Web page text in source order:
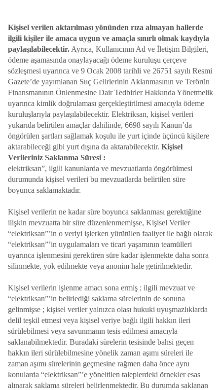
Kişisel verilen aktarılması yönünden rıza almayan hallerde
ilgili kişiler ile amaca uygun ve amaçla sınırlı olmak kaydıyla
paylaşılabilecektir. Ayrıca, Kullanıcının Ad ve İletişim Bilgileri,
ödeme aşamasında onaylayacağı ödeme kuruluşu çerçeve
sözleşmesi uyarınca ve 9 Ocak 2008 tarihli ve 26751 sayılı Resmi
Gazete’de yayımlanan Suç Gelirlerinin Aklanmasının ve Terörün
Finansmanının Önlenmesine Dair Tedbirler Hakkında Yönetmelik
uyarınca kimlik doğrulaması gerçekleştirilmesi amacıyla ödeme
kuruluşlarıyla paylaşılabilecektir. Elektriksan, kişisel verileri
yukarıda belirtilen amaçlar dahilinde, 6698 sayılı Kanun’da
öngörülen şartları sağlamak koşulu ile yurt içinde üçüncü kişilere
aktarabileceği gibi yurt dışına da aktarabilecektir. Kişisel
Verileriniz Saklanma Süresi :
elektriksan”, ilgili kanunlarda ve mevzuatlarda öngörülmesi
durumunda kişisel verileri bu mevzuatlarda belirtilen süre
boyunca saklamaktadır.
Kişisel verilerin ne kadar süre boyunca saklanması gerektiğine
ilişkin mevzuatta bir süre düzenlenmemişse, Kişisel Veriler
“elektriksan”’in o veriyi işlerken yürütülen faaliyet ile bağlı olarak
“elektriksan”’in uygulamaları ve ticari yaşamının teamülleri
uyarınca işlenmesini gerektiren süre kadar işlenmekte daha sonra
silinmekte, yok edilmekte veya anonim hale getirilmektedir.
Kişisel verilerin işlenme amacı sona ermiş ; ilgili mevzuat ve
“elektriksan”’in belirlediği saklama sürelerinin de sonuna
gelinmişse ; kişisel veriler yalnızca olası hukuki uyuşmazlıklarda
delil teşkil etmesi veya kişisel veriye bağlı ilgili hakkın ileri
sürülebilmesi veya savunmanın tesis edilmesi amacıyla
saklanabilmektedir. Buradaki sürelerin tesisinde bahsi geçen
hakkın ileri sürülebilmesine yönelik zaman aşımı süreleri ile
zaman aşımı sürelerinin geçmesine rağmen daha önce aynı
konularda “elektriksan”’e yöneltilen taleplerdeki örnekler esas
alınarak saklama süreleri belirlenmektedir. Bu durumda saklanan